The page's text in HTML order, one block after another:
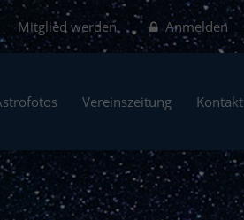
Anmelden
Mitglied werden
Vereinszeitung Kontakt